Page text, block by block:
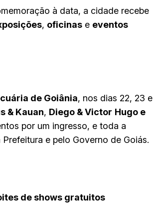
à data, a cidade recebe
, oficinas e eventos
de Goiânia, nos dias 22, 23 e
& Kauan, Diego & Victor Hugo e
por um ingresso, e toda a
e pelo Governo de Goiás.
de shows gratuitos